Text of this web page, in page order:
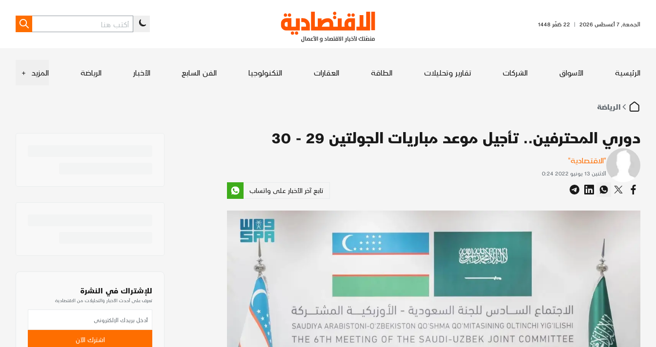
الجمعة, 7 أغسطس 2026 | 22 صَفَر 1448
الرئيسية الأسواق الشركات تقارير وتحليلات الطاقة العقارات التكنولوجيا الفن السابع الأخبار الرياضة المزيد +
الرياضة
دوري المحترفين.. تأجيل موعد مباريات الجولتين 29 - 30
"الاقتصادية"
الاثنين 13 يونيو 2022 0:24
تابع آخر الأخبار على واتساب
للإشتراك في النشرة
تعرف على أحدث الأخبار والتحليلات من الاقتصادية
اشترك الآن